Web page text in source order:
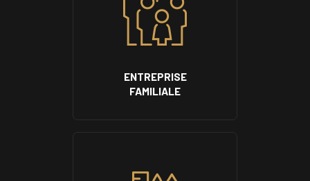
ENTREPRISE
FAMILIALE